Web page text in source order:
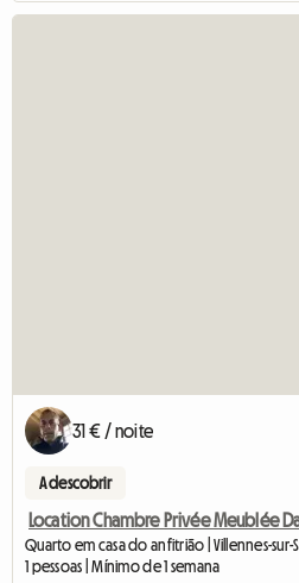
31 € / noite
A descobrir
Location Chambre Privée Meublée
Quarto em casa do anfitrião | Villennes-sur-
1 pessoas | Mínimo de 1 semana